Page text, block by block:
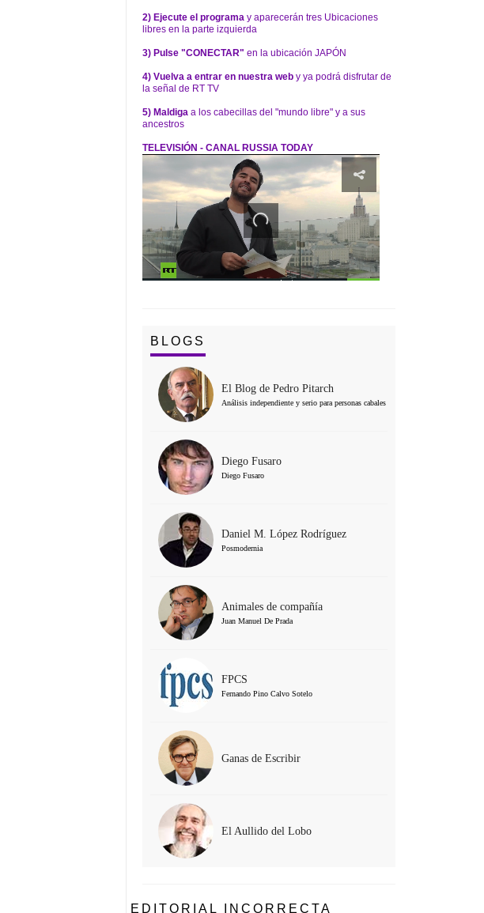
2) Ejecute el programa y aparecerán tres Ubicaciones
libres en la parte izquierda
3) Pulse "CONECTAR" en la ubicación JAPÓN
4) Vuelva a entrar en nuestra web y ya podrá disfrutar de
la señal de RT TV
5) Maldiga a los cabecillas del "mundo libre" y a sus
ancestros
TELEVISIÓN - CANAL RUSSIA TODAY
BLOGS
El Blog de Pedro Pitarch
Análisis independiente y serio para personas cabales
Diego Fusaro
Diego Fusaro
Daniel M. López Rodríguez
Posmodernia
Animales de compañía
Juan Manuel De Prada
FPCS
Fernando Pino Calvo Sotelo
Ganas de Escribir
El Aullido del Lobo
EDITORIAL INCORRECTA